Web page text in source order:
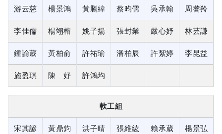
游云慈 楊景鴻 黃騰緯 蔡昀儒 吳承翰 周蕎羚
李佳儒 楊翊榕 姚子揚 張封業 嚴心妤 林芸謙
鍾諭葳 黃柏俞 許祐瑜 潘柏辰 許絮婷 李昆益
施盈琪 陳 妤 許鴻均
軟工組
宋其諺 黃鼎鈞 洪子晴 張維紘 賴承葳 楊景弘